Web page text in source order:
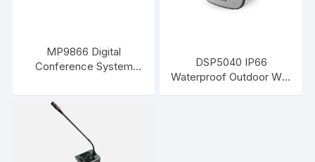
MP9866 Digital
Conference System
DSP5040 IP66
Waterproof Outdoor Wall